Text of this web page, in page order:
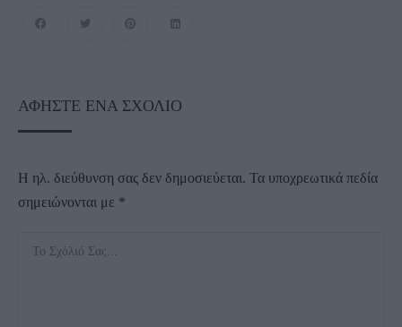
ΑΦΉΣΤΕ ΈΝΑ ΣΧΌΛΙΟ
Η ηλ. διεύθυνση σας δεν δημοσιεύεται. Τα υποχρεωτικά πεδία
σημειώνονται με *